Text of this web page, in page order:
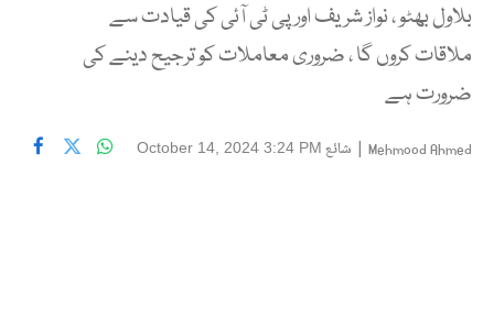
بلاول بھٹو ، نواز شریف اور پی ٹی آئی کی قیادت سے
ملاقات کروں گا ، ضروری معاملات کو ترجیح دینے کی
ضرورت ہے
Mehmood Ahmed
| شائع October 14, 2024 3:24 PM